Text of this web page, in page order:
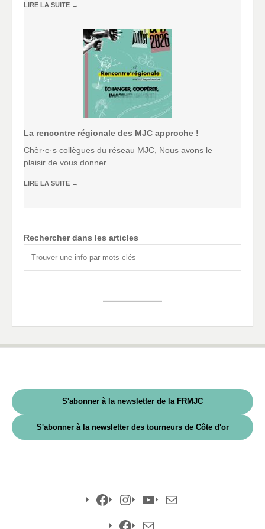
LIRE LA SUITE →
La rencontre régionale des MJC approche !
Chèr·e·s collègues du réseau MJC, Nous avons le
plaisir de vous donner
LIRE LA SUITE →
Rechercher dans les articles
S'abonner à la newsletter de la FRMJC
S'abonner à la newsletter des tourneurs de Côte d'or